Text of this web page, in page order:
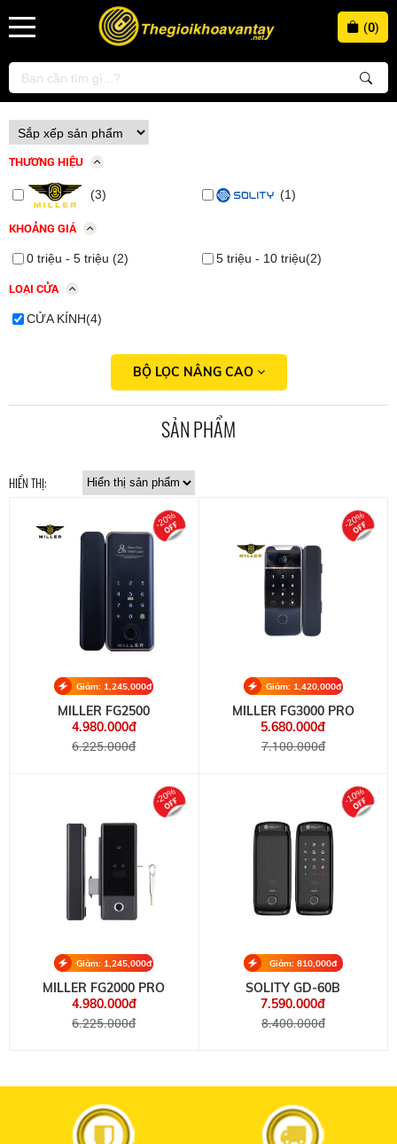
(0)
THƯƠNG HIỆU
(3) (1)
KHOẢNG GIÁ
0 triệu - 5 triệu (2) 5 triệu - 10 triệu(2)
LOẠI CỬA
CỬA KÍNH(4)
BỘ LỌC NÂNG CAO
SẢN PHẨM
HIỂN THỊ:
Giảm: 1,245,000đ
MILLER FG2500
4.980.000đ
6.225.000đ
-20%
Giảm: 1,420,000đ
MILLER FG3000 PRO
5.680.000đ
7.100.000đ
-20%
Giảm: 1,245,000đ
MILLER FG2000 PRO
4.980.000đ
6.225.000đ
-20%
Giảm: 810,000đ
SOLITY GD-60B
7.590.000đ
8.400.000đ
-10%